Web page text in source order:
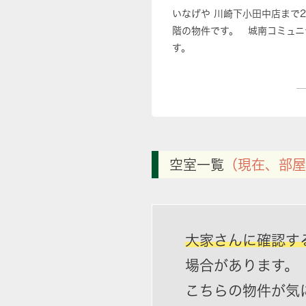
いなげや 川崎下小田中店まで
階の物件です。 城南コミュニ
す。
空室一覧 （現在、部
大家さんに確認す
場合があります。
こちらの物件が気